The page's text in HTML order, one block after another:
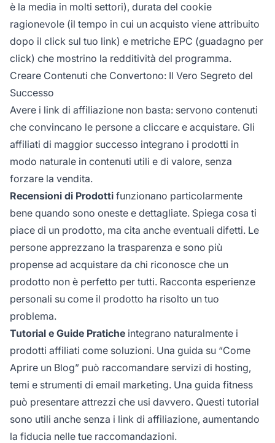
è la media in molti settori), durata del cookie
ragionevole (il tempo in cui un acquisto viene attribuito
dopo il click sul tuo link) e metriche EPC (guadagno per
click) che mostrino la redditività del programma.
Creare Contenuti che Convertono: Il Vero Segreto del
Successo
Avere i link di affiliazione non basta: servono contenuti
che convincano le persone a cliccare e acquistare. Gli
affiliati di maggior successo integrano i prodotti in
modo naturale in contenuti utili e di valore, senza
forzare la vendita.
Recensioni di Prodotti funzionano particolarmente
bene quando sono oneste e dettagliate. Spiega cosa ti
piace di un prodotto, ma cita anche eventuali difetti. Le
persone apprezzano la trasparenza e sono più
propense ad acquistare da chi riconosce che un
prodotto non è perfetto per tutti. Racconta esperienze
personali su come il prodotto ha risolto un tuo
problema.
Tutorial e Guide Pratiche integrano naturalmente i
prodotti affiliati come soluzioni. Una guida su “Come
Aprire un Blog” può raccomandare servizi di hosting,
temi e strumenti di email marketing. Una guida fitness
può presentare attrezzi che usi davvero. Questi tutorial
sono utili anche senza i link di affiliazione, aumentando
la fiducia nelle tue raccomandazioni.